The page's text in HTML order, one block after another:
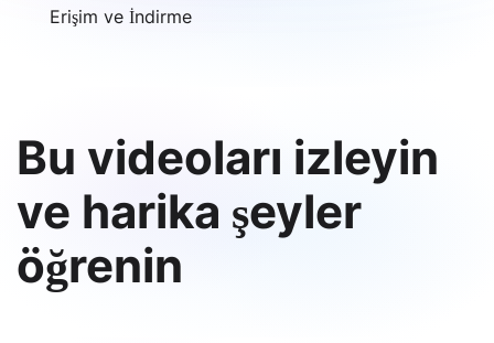
Erişim ve İndirme
Bu videoları izleyin
ve harika şeyler
öğrenin